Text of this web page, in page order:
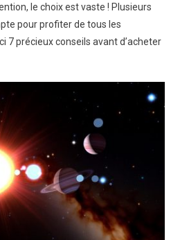
le choix est vaste ! Plusieurs
pour profiter de tous les
7 précieux conseils avant d’acheter